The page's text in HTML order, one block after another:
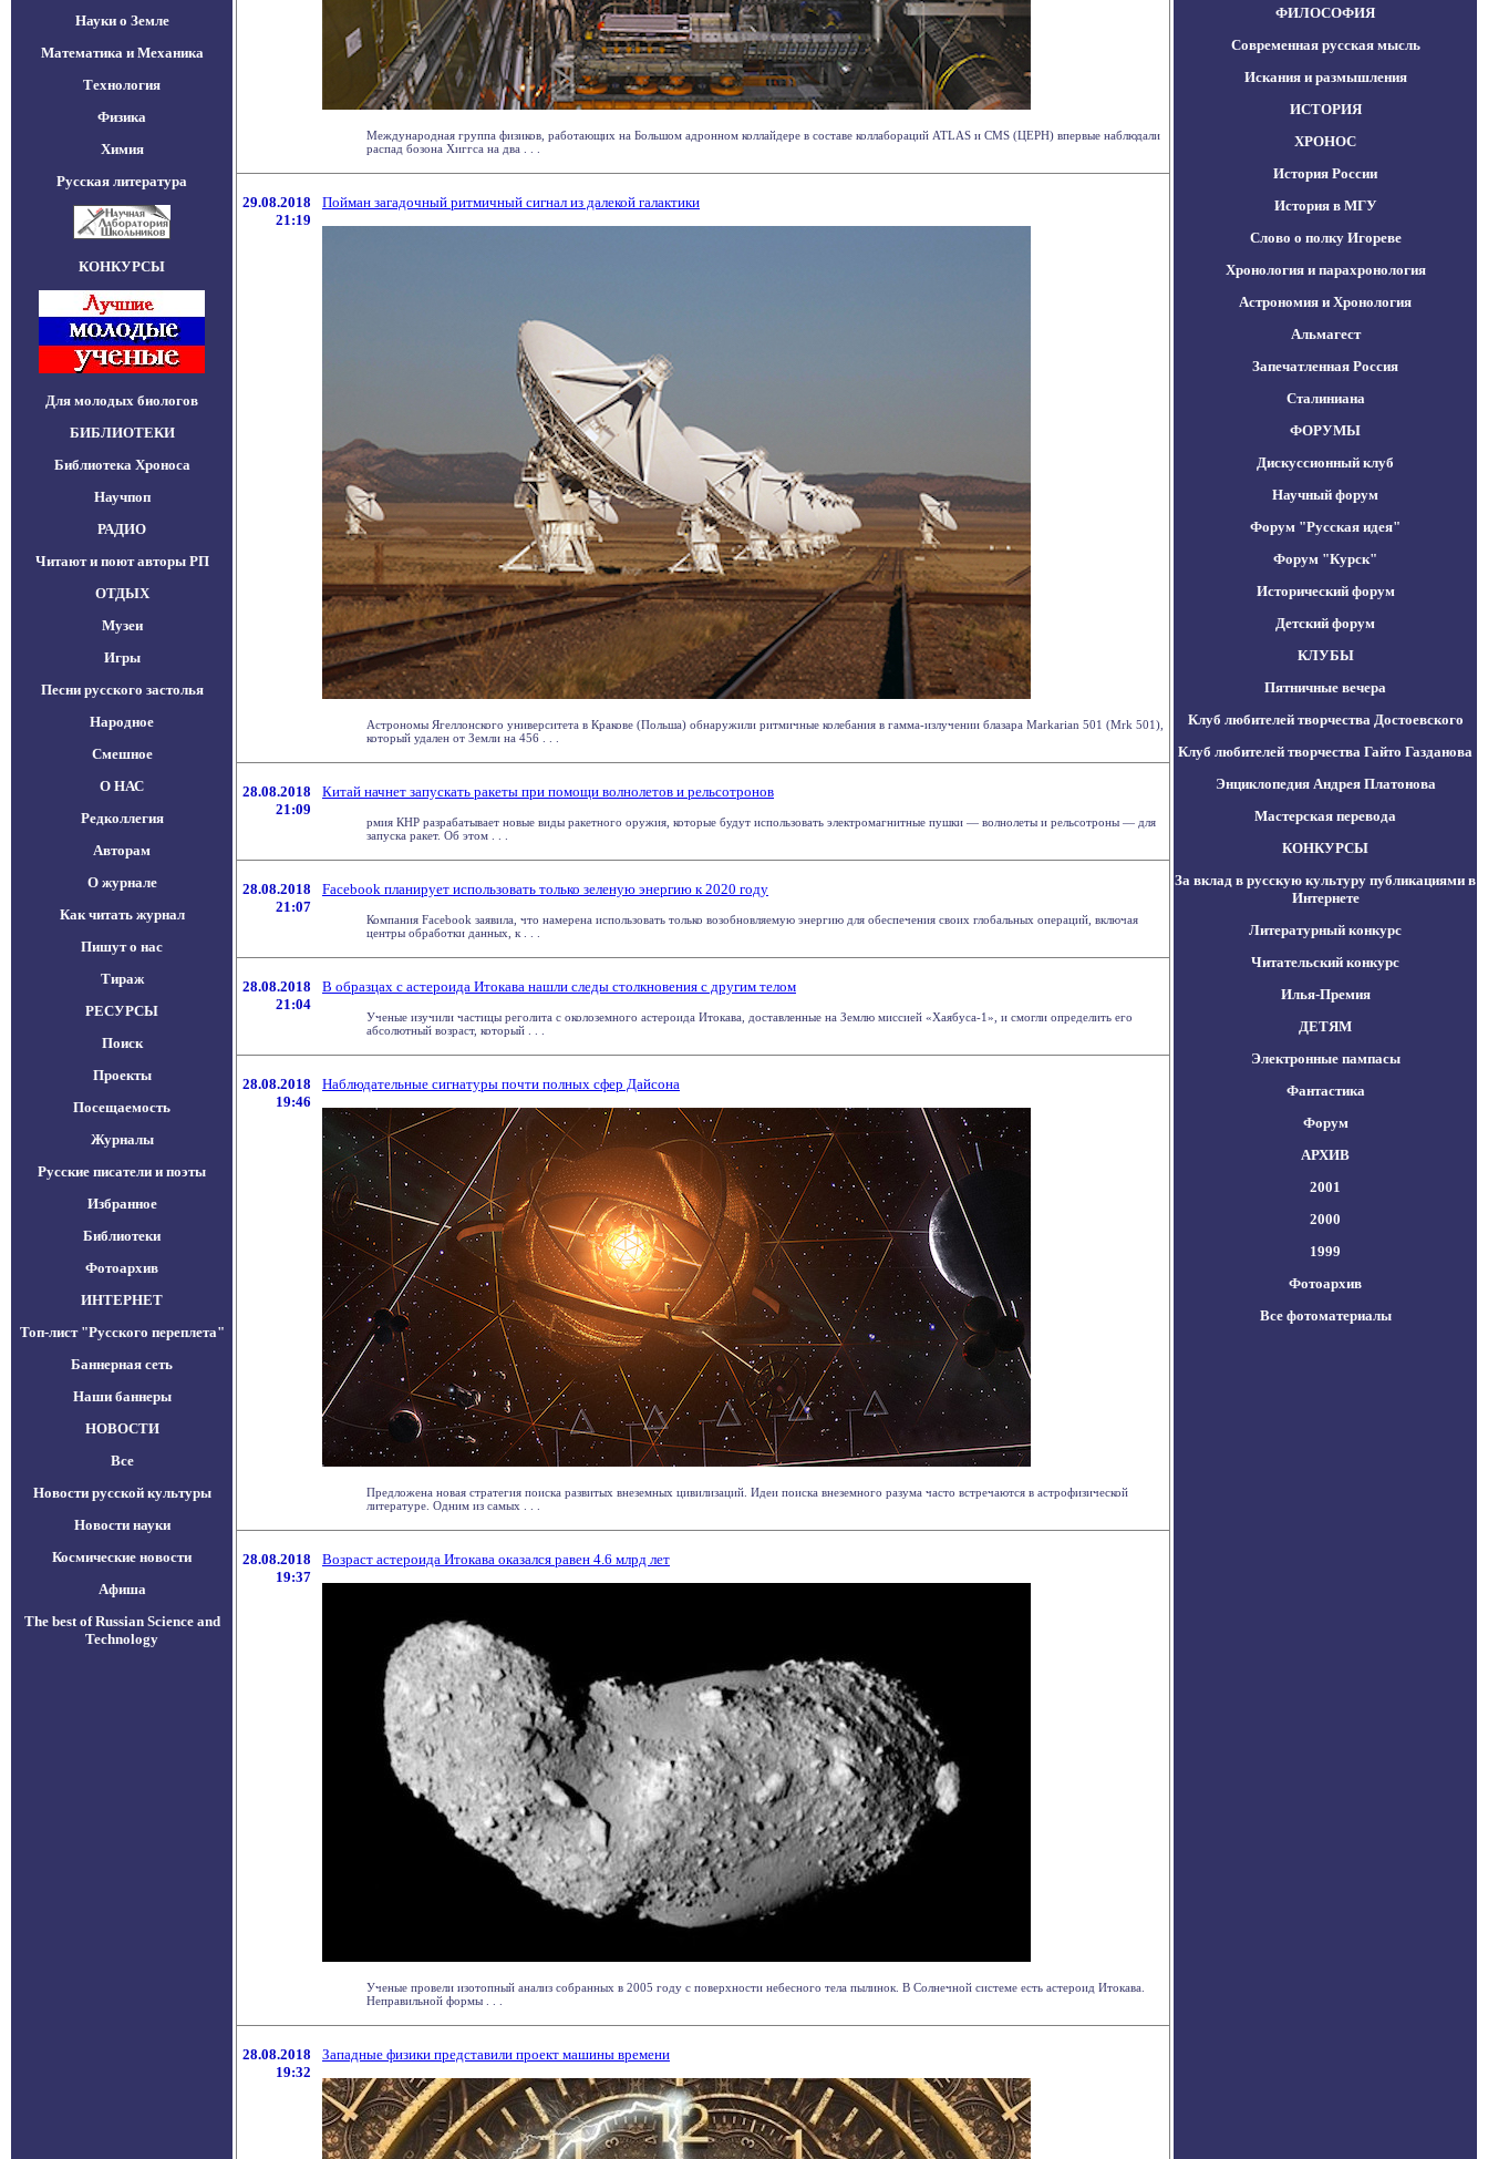
Науки о Земле
Математика и Механика
Технология
Физика
Химия
Русская литература
КОНКУРСЫ
Для молодых биологов
БИБЛИОТЕКИ
Библиотека Хроноса
Научпоп
РАДИО
Читают и поют авторы РП
ОТДЫХ
Музеи
Игры
Песни русского застолья
Народное
Смешное
О НАС
Редколлегия
Авторам
О журнале
Как читать журнал
Пишут о нас
Тираж
РЕСУРСЫ
Поиск
Проекты
Посещаемость
Журналы
Русские писатели и поэты
Избранное
Библиотеки
Фотоархив
ИНТЕРНЕТ
Топ-лист "Русского переплета"
Баннерная сеть
Наши баннеры
НОВОСТИ
Все
Новости русской культуры
Новости науки
Космические новости
Афиша
The best of Russian Science and
Technology
Международная группа физиков, работающих на Большом адронном коллайдере в составе коллабораций ATLAS и CMS (ЦЕРН) впервые наблюдали
распад бозона Хиггса на два . . .
29.08.2018
21:19
Пойман загадочный ритмичный сигнал из далекой галактики
Астрономы Ягеллонского университета в Кракове (Польша) обнаружили ритмичные колебания в гамма-излучении блазара Markarian 501 (Mrk 501),
который удален от Земли на 456 . . .
28.08.2018
21:09
Китай начнет запускать ракеты при помощи волнолетов и рельсотронов
рмия КНР разрабатывает новые виды ракетного оружия, которые будут использовать электромагнитные пушки — волнолеты и рельсотроны — для
запуска ракет. Об этом . . .
28.08.2018
21:07
Facebook планирует использовать только зеленую энергию к 2020 году
Компания Facebook заявила, что намерена использовать только возобновляемую энергию для обеспечения своих глобальных операций, включая
центры обработки данных, к . . .
28.08.2018
21:04
В образцах с астероида Итокава нашли следы столкновения с другим телом
Ученые изучили частицы реголита с околоземного астероида Итокава, доставленные на Землю миссией «Хаябуса-1», и смогли определить его
абсолютный возраст, который . . .
28.08.2018
19:46
Наблюдательные сигнатуры почти полных сфер Дайсона
Предложена новая стратегия поиска развитых внеземных цивилизаций. Идеи поиска внеземного разума часто встречаются в астрофизической
литературе. Одним из самых . . .
28.08.2018
19:37
Возраст астероида Итокава оказался равен 4.6 млрд лет
Ученые провели изотопный анализ собранных в 2005 году с поверхности небесного тела пылинок. В Солнечной системе есть астероид Итокава.
Неправильной формы . . .
28.08.2018
19:32
Западные физики представили проект машины времени
ФИЛОСОФИЯ
Современная русская мысль
Искания и размышления
ИСТОРИЯ
ХРОНОС
История России
История в МГУ
Слово о полку Игореве
Хронология и парахронология
Астрономия и Хронология
Альмагест
Запечатленная Россия
Сталиниана
ФОРУМЫ
Дискуссионный клуб
Научный форум
Форум "Русская идея"
Форум "Курск"
Исторический форум
Детский форум
КЛУБЫ
Пятничные вечера
Клуб любителей творчества Достоевского
Клуб любителей творчества Гайто Газданова
Энциклопедия Андрея Платонова
Мастерская перевода
КОНКУРСЫ
За вклад в русскую культуру публикациями в
Интернете
Литературный конкурс
Читательский конкурс
Илья-Премия
ДЕТЯМ
Электронные пампасы
Фантастика
Форум
АРХИВ
2001
2000
1999
Фотоархив
Все фотоматериалы